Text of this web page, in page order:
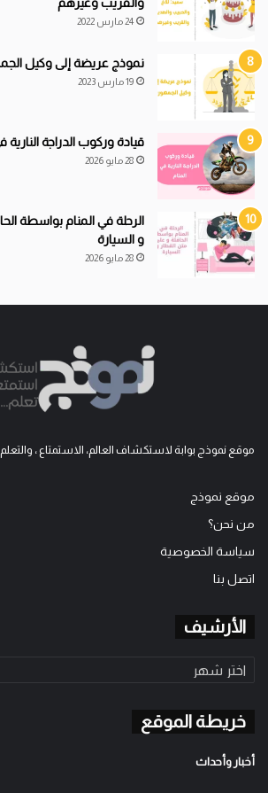
24 مارس 2022
نموذج عريضة إلى وكيل
19 مارس 2023
قيادةوركوب الدراجة النارية
28 مايو 2026
الرحلة في المنام بواسطة
و السيارة
28 مايو 2026
موقع نموذج بوابة لاستكشاف العالم، الاستمتاع ،
موقع نموذج
من نحن؟
سياسة الخصوصية
اتصل بنا
الأرشيف
خريطة الموقع
أخبار وأحداث